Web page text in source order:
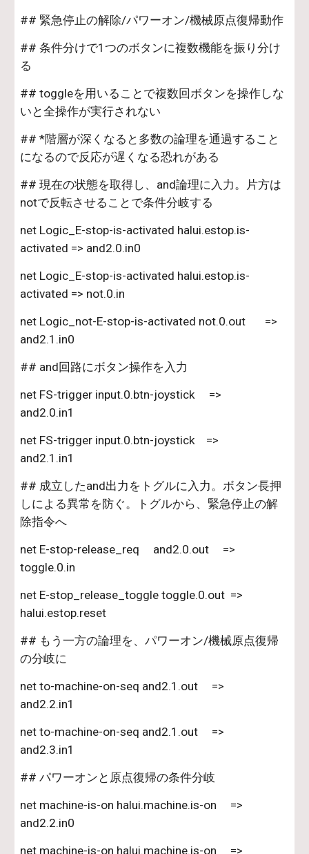
## 緊急停止の解除/パワーオン/機械原点復帰動作
## 条件分けで1つのボタンに複数機能を振り分け
る
## toggleを用いることで複数回ボタンを操作しな
いと全操作が実行されない
## *階層が深くなると多数の論理を通過すること
になるので反応が遅くなる恐れがある
## 現在の状態を取得し、and論理に入力。片方は
notで反転させることで条件分岐する
net Logic_E-stop-is-activated halui.estop.is-
activated => and2.0.in0
net Logic_E-stop-is-activated halui.estop.is-
activated => not.0.in
net Logic_not-E-stop-is-activated not.0.out       =>
and2.1.in0
## and回路にボタン操作を入力
net FS-trigger input.0.btn-joystick     =>
and2.0.in1
net FS-trigger input.0.btn-joystick    =>
and2.1.in1
## 成立したand出力をトグルに入力。ボタン長押
しによる異常を防ぐ。トグルから、緊急停止の解
除指令へ
net E-stop-release_req     and2.0.out     =>
toggle.0.in
net E-stop_release_toggle toggle.0.out  =>
halui.estop.reset
## もう一方の論理を、パワーオン/機械原点復帰
の分岐に
net to-machine-on-seq and2.1.out     =>
and2.2.in1
net to-machine-on-seq and2.1.out     =>
and2.3.in1
## パワーオンと原点復帰の条件分岐
net machine-is-on halui.machine.is-on     =>
and2.2.in0
net machine-is-on halui.machine.is-on     =>